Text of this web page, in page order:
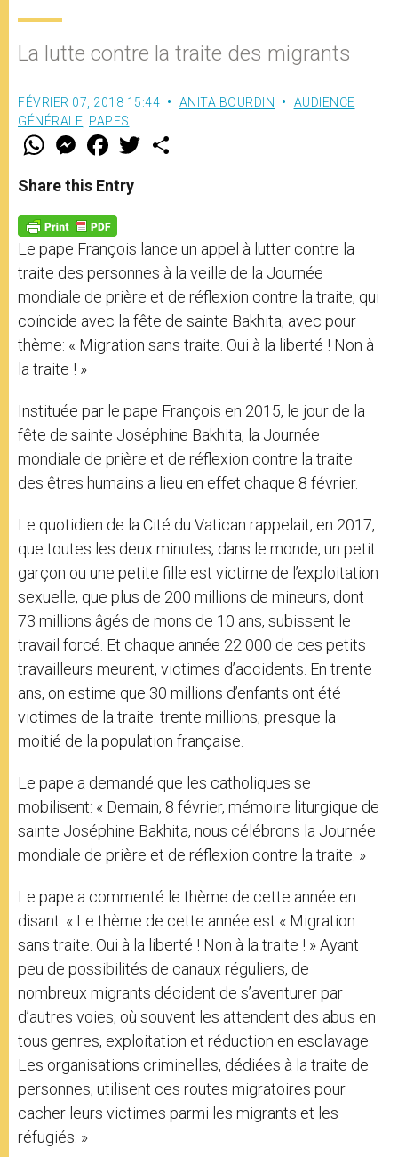
La lutte contre la traite des migrants
FÉVRIER 07, 2018 15:44 ANITA BOURDIN
AUDIENCE
GÉNÉRALE PAPES
W
t
s
p
p
M
e
s
e
g
e
r
F
a
e
b
o
k
w
Share this Entry
Le pape François lance un appel à lutter contre la
traite des personnes à la veille de la Journée
mondiale de prière et de réflexion contre la traite, qui
coïncide avec la fête de sainte Bakhita, avec pour
thème: « Migration sans traite. Oui à la liberté ! Non à
la traite ! »
Instituée par le pape François en 2015, le jour de la
fête de sainte Joséphine Bakhita, la Journée
mondiale de prière et de réflexion contre la traite
des êtres humains a lieu en effet chaque 8 février.
Le quotidien de la Cité du Vatican rappelait, en 2017,
que toutes les deux minutes, dans le monde, un petit
garçon ou une petite fille est victime de l’exploitation
sexuelle, que plus de 200 millions de mineurs, dont
73 millions âgés de mons de 10 ans, subissent le
travail forcé. Et chaque année 22 000 de ces petits
travailleurs meurent, victimes d’accidents. En trente
ans, on estime que 30 millions d’enfants ont été
victimes de la traite: trente millions, presque la
moitié de la population française.
Le pape a demandé que les catholiques se
mobilisent: « Demain, 8 février, mémoire liturgique de
sainte Joséphine Bakhita, nous célébrons la Journée
mondiale de prière et de réflexion contre la traite. »
Le pape a commenté le thème de cette année en
disant: « Le thème de cette année est « Migration
sans traite. Oui à la liberté ! Non à la traite ! » Ayant
peu de possibilités de canaux réguliers, de
nombreux migrants décident de s’aventurer par
d’autres voies, où souvent les attendent des abus en
tous genres, exploitation et réduction en esclavage.
Les organisations criminelles, dédiées à la traite de
personnes, utilisent ces routes migratoires pour
cacher leurs victimes parmi les migrants et les
réfugiés. »